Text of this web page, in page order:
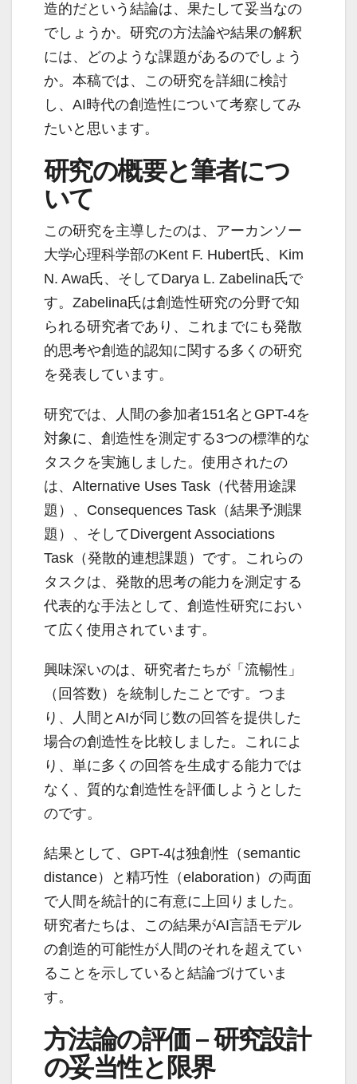
造的だという結論は、果たして妥当なの
でしょうか。研究の方法論や結果の解釈
には、どのような課題があるのでしょう
か。本稿では、この研究を詳細に検討
し、AI時代の創造性について考察してみ
たいと思います。
研究の概要と筆者につ
いて
この研究を主導したのは、アーカンソー
大学心理科学部のKent F. Hubert氏、Kim
N. Awa氏、そしてDarya L. Zabelina氏で
す。Zabelina氏は創造性研究の分野で知
られる研究者であり、これまでにも発散
的思考や創造的認知に関する多くの研究
を発表しています。
研究では、人間の参加者151名とGPT-4を
対象に、創造性を測定する3つの標準的な
タスクを実施しました。使用されたの
は、Alternative Uses Task（代替用途課
題）、Consequences Task（結果予測課
題）、そしてDivergent Associations
Task（発散的連想課題）です。これらの
タスクは、発散的思考の能力を測定する
代表的な手法として、創造性研究におい
て広く使用されています。
興味深いのは、研究者たちが「流暢性」
（回答数）を統制したことです。つま
り、人間とAIが同じ数の回答を提供した
場合の創造性を比較しました。これによ
り、単に多くの回答を生成する能力では
なく、質的な創造性を評価しようとした
のです。
結果として、GPT-4は独創性（semantic
distance）と精巧性（elaboration）の両面
で人間を統計的に有意に上回りました。
研究者たちは、この結果がAI言語モデル
の創造的可能性が人間のそれを超えてい
ることを示していると結論づけていま
す。
方法論の評価 – 研究設計
の妥当性と限界